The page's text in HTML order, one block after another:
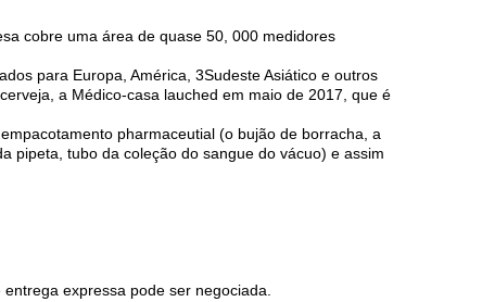
cobre uma área de quase 50, 000 medidores
para Europa, América, 3Sudeste Asiático e outros
a Médico-casa lauched em maio de 2017, que é
pharmaceutial (o bujão de borracha, a
pipeta, tubo da coleção do sangue do vácuo) e assim
expressa pode ser negociada.